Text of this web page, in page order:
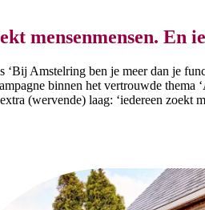
mensenmensen. En
‘Bij Amstelring ben je meer dan je
binnen het vertrouwde thema
(wervende) laag: ‘iedereen zoekt